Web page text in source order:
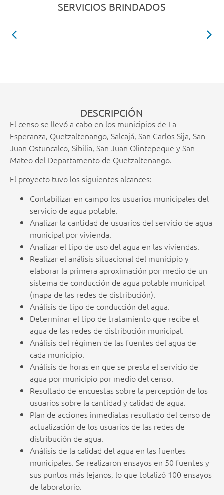
SERVICIOS BRINDADOS
DESCRIPCIÓN
El censo se llevó a cabo en los municipios de La
Esperanza, Quetzaltenango, Salcajá, San Carlos Sija, San
Juan Ostuncalco, Sibilia, San Juan Olintepeque y San
Mateo del Departamento de Quetzaltenango.
El proyecto tuvo los siguientes alcances:
Contabilizar en campo los usuarios municipales del
servicio de agua potable.
Analizar la cantidad de usuarios del servicio de agua
municipal por vivienda.
Analizar el tipo de uso del agua en las viviendas.
Realizar el análisis situacional del municipio y
elaborar la primera aproximación por medio de un
sistema de conducción de agua potable municipal
(mapa de las redes de distribución).
Análisis de tipo de conducción del agua.
Determinar el tipo de tratamiento que recibe el
agua de las redes de distribución municipal.
Análisis del régimen de las fuentes del agua de
cada municipio.
Análisis de horas en que se presta el servicio de
agua por municipio por medio del censo.
Resultado de encuestas sobre la percepción de los
usuarios sobre la cantidad y calidad de agua.
Plan de acciones inmediatas resultado del censo de
actualización de los usuarios de las redes de
distribución de agua.
Análisis de la calidad del agua en las fuentes
municipales. Se realizaron ensayos en 50 fuentes y
sus puntos más lejanos, lo que totalizó 100 ensayos
de laboratorio.